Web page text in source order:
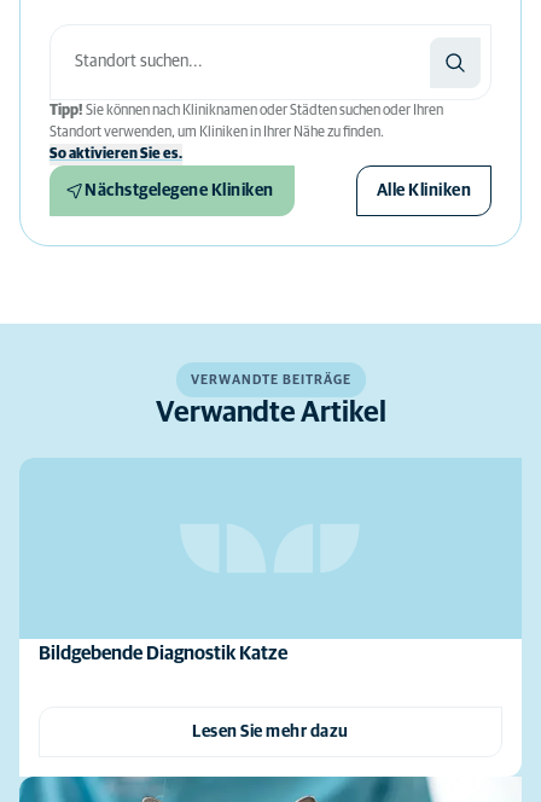
Tipp! Sie können nach Kliniknamen oder Städten suchen oder Ihren
Standort verwenden, um Kliniken in Ihrer Nähe zu finden.
So aktivieren Sie es.
Nächstgelegene Kliniken Alle Kliniken
VERWANDTE BEITRÄGE
Verwandte Artikel
Bildgebende Diagnostik Katze
Lesen Sie mehr dazu